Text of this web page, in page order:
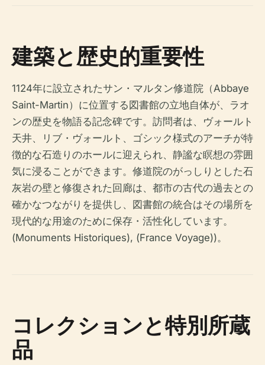
建築と歴史的重要性
1124年に設立されたサン・マルタン修道院（Abbaye
Saint-Martin）に位置する図書館の立地自体が、ラオ
ンの歴史を物語る記念碑です。訪問者は、ヴォールト
天井、リブ・ヴォールト、ゴシック様式のアーチが特
徴的な石造りのホールに迎えられ、静謐な瞑想の雰囲
気に浸ることができます。修道院のがっしりとした石
灰岩の壁と修復された回廊は、都市の古代の過去との
確かなつながりを提供し、図書館の統合はその場所を
現代的な用途のために保存・活性化しています。
(Monuments Historiques), (France Voyage))。
コレクションと特別所蔵
品